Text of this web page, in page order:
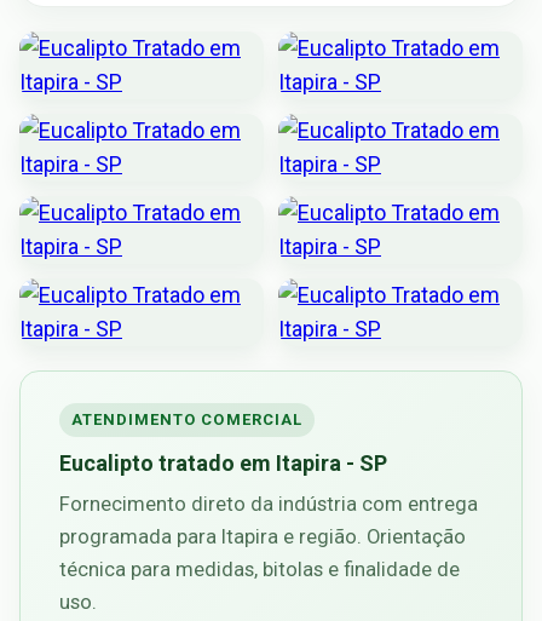
ATENDIMENTO COMERCIAL
Eucalipto tratado em Itapira - SP
Fornecimento direto da indústria com entrega
programada para Itapira e região. Orientação
técnica para medidas, bitolas e finalidade de
uso.